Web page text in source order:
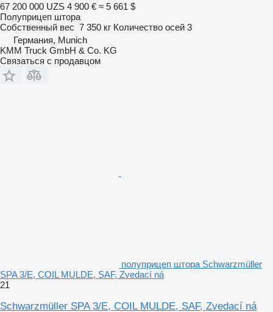
67 200 000 UZS 4 900 € ≈ 5 661 $
Полуприцеп штора
Собственный вес 7 350 кг Количество осей 3
Германия, Munich
KMM Truck GmbH & Co. KG
Связаться с продавцом
полуприцеп штора Schwarzmüller
SPA 3/E, COIL MULDE, SAF, Zvedací ná
21
Schwarzmüller SPA 3/E, COIL MULDE, SAF, Zvedací ná